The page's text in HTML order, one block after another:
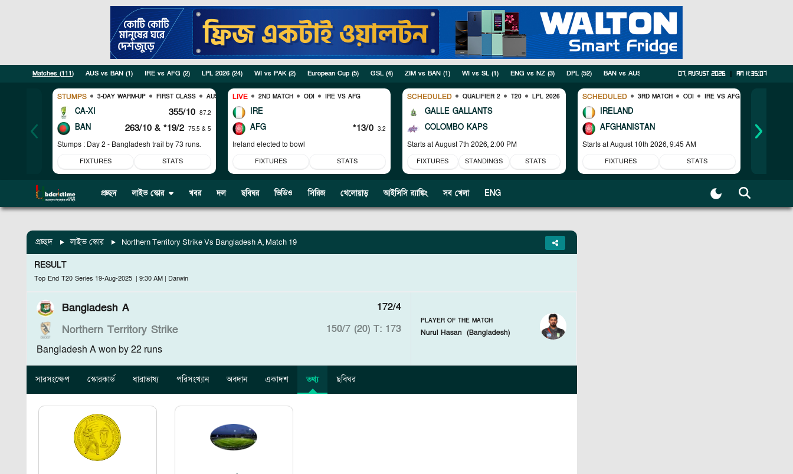
07, August 2026 | am 11:35:08
Matches (111) AUS vs BAN (1) IRE vs AFG (2) LPL 2026 (24) WI vs PAK(2) European Cup (5) GSL (4) ZIM vs BAN (1) WI vs SL (1) ENG vs NZ (3) DPL (52) BAN vs AUS ICC Womens T20 World Cup Warm-up
STUMPS 3-DAY WARM-UP FIRST CLASS AUS VS BAN
CA-XI 355/10 87.2
BAN 263/10& *19/2 75.5 & 5
Stumps : Day 2 - Bangladesh trail by 73 runs.
FIXTURES STATS
LIVE 2ND MATCH ODI IRE VS AFG
IRE
AFG
*13/0 3.2
Ireland elected to bowl
FIXTURES STATS
SCHEDULED QUALIFIER 2 T20 LPL 2026
GALLE GALLANTS
COLOMBO KAPS
Starts atAugust 7th 2026, 2:00 PM
FIXTURES STANDINGS STATS
SCHEDULED 3RD MATCH ODI IRE VS AFG
IRELAND
AFGHANISTAN
Starts at August 10th 2026, 9:45 AM
FIXTURES STATS
প্রচ্ছদ লাইভ স্কোর খবর দল ছবিঘর ভিডিও সিরিজ খেলোয়াড় আইসিসি র‍্যাঙ্কিং সব খেলা ENG
প্রচ্ছদ লাইভ স্কোর Northern Territory Strike Vs Bangladesh A, Match 19
RESULT
Top End T20 Series 19-Aug-2025 | 9:30 AM | Darwin
Bangladesh A 172/4
Northern Territory Strike 150/7 (20) T: 173
Bangladesh A won by 22 runs
PLAYER OF THE MATCH
Nurul Hasan (Bangladesh)
সারসংক্ষেপ স্কোরকার্ড ধারাভাষ্য পরিসংখ্যান অবদান একাদশ তথ্য ছবিঘর